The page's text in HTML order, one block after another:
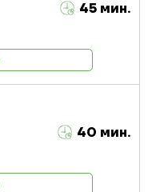
45 мин.
40 мин.